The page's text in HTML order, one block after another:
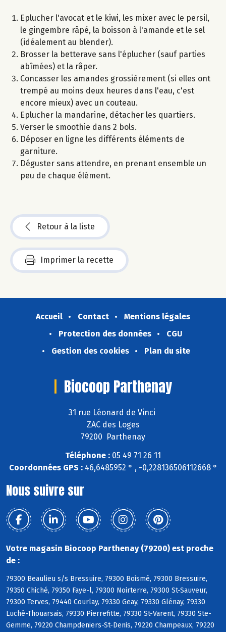
Eplucher l'avocat et le kiwi, les mixer avec le persil,
le gingembre râpé, la boisson à l'amande et le sel
(idéalement au blender).
Brosser la betterave sans l'éplucher (sauf parties
abîmées) et la râper.
Concasser les amandes grossièrement (si elles ont
trempé au moins deux heures dans l'eau, c'est
encore mieux) avec un couteau.
Eplucher la mandarine, détacher les quartiers.
Verser le smoothie dans 2 bols.
Déposer en ligne les différents éléments de
garniture.
Déguster sans attendre, en prenant ensemble un
peu de chaque élément.
Retour à la liste
Imprimer la recette
Accueil Contact
Mentions légales
Protection des données
CGU
Gestion des cookies
Plan du site
Biocoop Parthenay
31 rue Léonard de Vinci
ZAC des Loges
79200 Parthenay
Téléphone : 05 49 71 26 11
Coordonnées GPS :46,6485952 ° , -0,228136506112668 °
Nous suivre sur
Votre magasin Biocoop Parthenay (79200) est proche
de :
79300 Beaulieu s/s Bressuire, 79300 Boismé, 79300 Bressuire,
79350 Chiché, 79350 Faye-l, 79300 Noirterre, 79300 St-Sauveur,
79300 Terves, 79440 Courlay, 79330 Geay, 79330 Glénay, 79330
Luché-Thouarsais, 79330 Pierrefitte, 79330 St-Varent, 79330 Ste-
Gemme, 79220 Champdeniers-St-Denis, 79220 Champeaux, 79220